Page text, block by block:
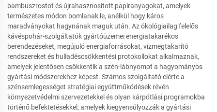
bambuszrostot és újrahasznosított papíranyagokat, amelyek
természetes módon bomlanak le, anélkül hogy káros
maradványokat hagynának maguk után. Az ökológiailag felelős
kávéspohár-szolgáltatók gyártóüzemei energiatakarékos
berendezéseket, megújuló energiaforrásokat, vízmegtakarító
rendszereket és hulladéscsökkentési protokollokat alkalmaznak,
amelyek jelentősen csökkentik a szén-lábnyomot a hagyományos
gyártási módszerekhez képest. Számos szolgáltató elérte a
szénsemlegességet stratégiai együttműködések révén
környezetvédelmi szervezetekkel és olyan kárpótlási programokba
történő befektetésekkel, amelyek kiegyensúlyozzák a gyártási